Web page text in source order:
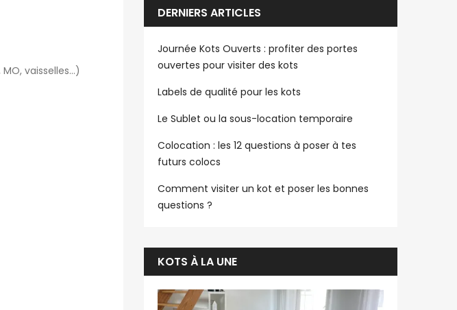
vaisselles…)
DERNIERS ARTICLES
Journée Kots Ouverts : profiter des portes
ouvertes pour visiter des kots
Labels de qualité pour les kots
Le Sublet ou la sous-location temporaire
Colocation : les 12 questions à poser à tes
futurs colocs
Comment visiter un kot et poser les bonnes
questions ?
KOTS À LA UNE